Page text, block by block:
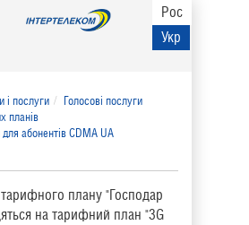
Рос
Укр
і послуги
Голосові послуги
планів
абонентів CDMA UA
плану "Господар
на тарифний план "3G